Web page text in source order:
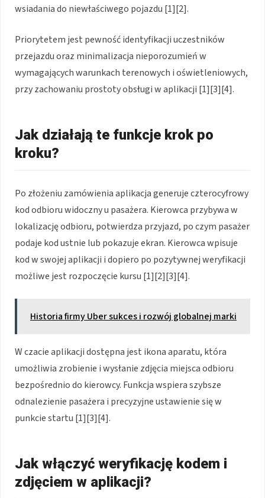
wsiadania do niewłaściwego pojazdu [1][2].
Priorytetem jest pewność identyfikacji uczestników
przejazdu oraz minimalizacja nieporozumień w
wymagających warunkach terenowych i oświetleniowych,
przy zachowaniu prostoty obsługi w aplikacji [1][3][4].
Jak działają te funkcje krok po
kroku?
Po złożeniu zamówienia aplikacja generuje czterocyfrowy
kod odbioru widoczny u pasażera. Kierowca przybywa w
lokalizację odbioru, potwierdza przyjazd, po czym pasażer
podaje kod ustnie lub pokazuje ekran. Kierowca wpisuje
kod w swojej aplikacji i dopiero po pozytywnej weryfikacji
możliwe jest rozpoczęcie kursu [1][2][3][4].
Historia firmy Uber sukces i rozwój globalnej marki
W czacie aplikacji dostępna jest ikona aparatu, która
umożliwia zrobienie i wysłanie zdjęcia miejsca odbioru
bezpośrednio do kierowcy. Funkcja wspiera szybsze
odnalezienie pasażera i precyzyjne ustawienie się w
punkcie startu [1][3][4].
Jak włączyć weryfikację kodem i
zdjęciem w aplikacji?